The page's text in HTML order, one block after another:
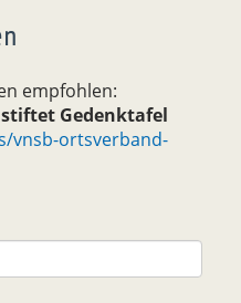
empfohlen:
stiftet Gedenktafel
vnsb-ortsverband-